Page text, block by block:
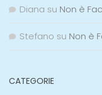
Diana su Non è
Stefano su Non è
CATEGORIE